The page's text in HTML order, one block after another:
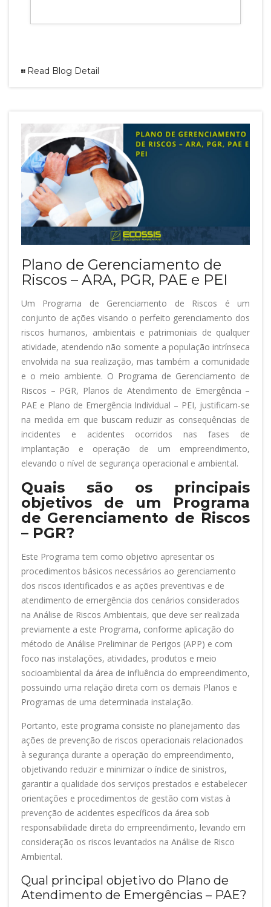
Read Blog Detail
Plano de Gerenciamento de
Riscos – ARA, PGR, PAE e PEI
Um Programa de Gerenciamento de Riscos é um
conjunto de ações visando o perfeito gerenciamento dos
riscos humanos, ambientais e patrimoniais de qualquer
atividade, atendendo não somente a população intrínseca
envolvida na sua realização, mas também a comunidade
e o meio ambiente. O Programa de Gerenciamento de
Riscos – PGR, Planos de Atendimento de Emergência –
PAE e Plano de Emergência Individual – PEI, justificam-se
na medida em que buscam reduzir as consequências de
incidentes e acidentes ocorridos nas fases de
implantação e operação de um empreendimento,
elevando o nível de segurança operacional e ambiental.
Quais são os principais
objetivos de um Programa
de Gerenciamento de Riscos
– PGR?
Este Programa tem como objetivo apresentar os
procedimentos básicos necessários ao gerenciamento
dos riscos identificados e as ações preventivas e de
atendimento de emergência dos cenários considerados
na Análise de Riscos Ambientais, que deve ser realizada
previamente a este Programa, conforme aplicação do
método de Análise Preliminar de Perigos (APP) e com
foco nas instalações, atividades, produtos e meio
socioambiental da área de influência do empreendimento,
possuindo uma relação direta com os demais Planos e
Programas de uma determinada instalação.
Portanto, este programa consiste no planejamento das
ações de prevenção de riscos operacionais relacionados
à segurança durante a operação do empreendimento,
objetivando reduzir e minimizar o índice de sinistros,
garantir a qualidade dos serviços prestados e estabelecer
orientações e procedimentos de gestão com vistas à
prevenção de acidentes específicos da área sob
responsabilidade direta do empreendimento, levando em
consideração os riscos levantados na Análise de Risco
Ambiental.
Qual principal objetivo do Plano de
Atendimento de Emergências – PAE?